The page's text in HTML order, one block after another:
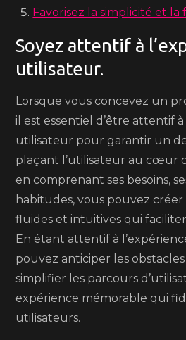
Favorisez la simplicité et la
Soyez attentif à
utilisateur.
Lorsque vous concevez un
il est essentiel d’être attentif à
utilisateur pour garantir un
plaçant l’utilisateur au cœur
en comprenant ses besoins,
habitudes, vous pouvez
fluides et intuitives qui
En étant attentif à
pouvez anticiper les
simplifier les parcours
expérience mémorable qui
utilisateurs.